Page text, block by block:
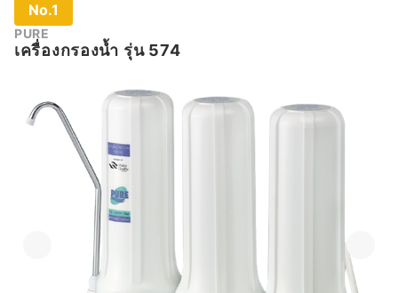
No.1
PURE
เครื่องกรองน้ำ รุ่น 574